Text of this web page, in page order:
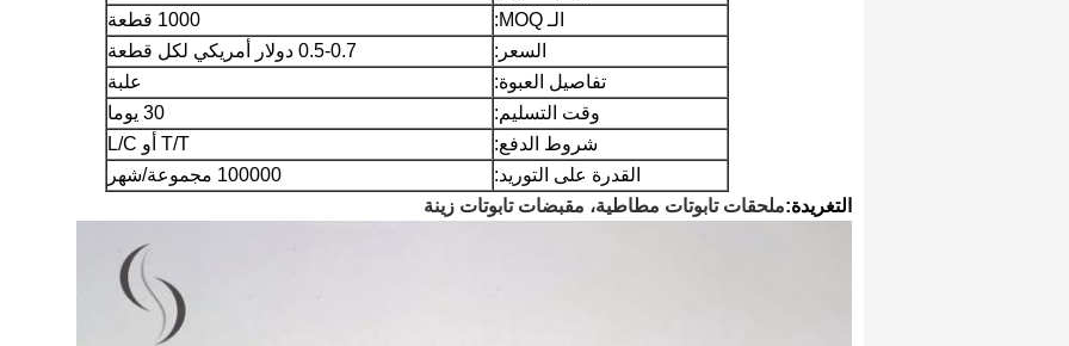
الـ MOQ:
1000 قطعة
السعر:
0.5-0.7 دولار أمريكي لكل قطعة
تفاصيل العبوة:
علبة
وقت التسليم:
30 يوما
شروط الدفع:
T/T أو L/C
القدرة على التوريد:
100000 مجموعة/شهر
التغريدة:ملحقات تابوتات مطاطية، مقبضات تابوتات زينة